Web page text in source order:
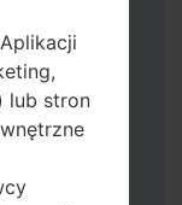
plik
(jeśli 1 plik
5 plików
lub stron